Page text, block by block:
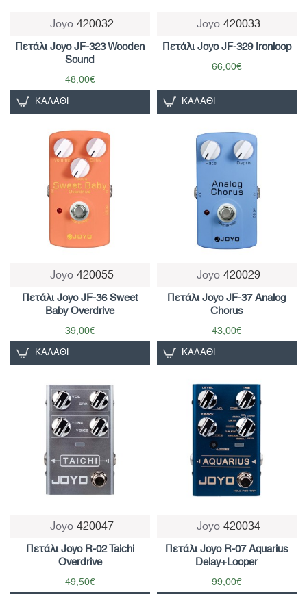
Joyo420032
Πετάλι Joyo JF-323 Wooden
Sound
48,00€
ΚΑΛΆΘΙ
Joyo420033
Πετάλι Joyo JF-329 Ironloop
66,00€
ΚΑΛΆΘΙ
Joyo420055
Πετάλι Joyo JF-36 Sweet
Baby Overdrive
39,00€
ΚΑΛΆΘΙ
Joyo420029
Πετάλι Joyo JF-37 Analog
Chorus
43,00€
ΚΑΛΆΘΙ
Joyo420047
Πετάλι Joyo R-02 Taichi
Overdrive
49,50€
Μη Διαθέσιμο
Joyo420034
Πετάλι Joyo R-07 Aquarius
Delay+Looper
99,00€